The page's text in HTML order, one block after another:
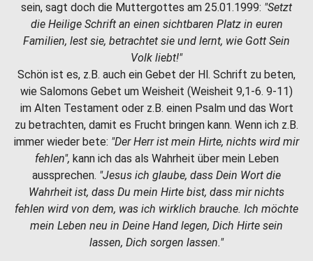
sein, sagt doch die Muttergottes am 25.01.1999: "Setzt
die Heilige Schrift an einen sichtbaren Platz in euren
Familien, lest sie, betrachtet sie und lernt, wie Gott Sein
Volk liebt!"
Schön ist es, z.B. auch ein Gebet der Hl. Schrift zu beten,
wie Salomons Gebet um Weisheit (Weisheit 9,1-6. 9-11)
im Alten Testament oder z.B. einen Psalm und das Wort
zu betrachten, damit es Frucht bringen kann. Wenn ich z.B.
immer wieder bete: "Der Herr ist mein Hirte, nichts wird mir
fehlen", kann ich das als Wahrheit über mein Leben
aussprechen. "Jesus ich glaube, dass Dein Wort die
Wahrheit ist, dass Du mein Hirte bist, dass mir nichts
fehlen wird von dem, was ich wirklich brauche. Ich möchte
mein Leben neu in Deine Hand legen, Dich Hirte sein
lassen, Dich sorgen lassen."